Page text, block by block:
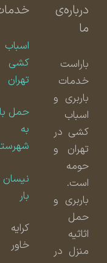
درباره‌ی
باراست
خدمات
باربری و
اسباب
کشی در
تهران و
حومه
است.
باربری و
حمل
اثاثیه
منزل در
خدمات
اسباب
کشی
تهران
حمل بار
شهرستان
نیسان